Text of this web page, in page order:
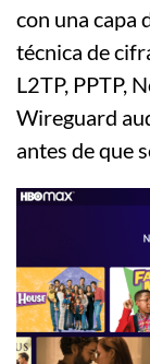
con una capa
técnica de
L2TP, PPTP,
Wireguard
antes de que